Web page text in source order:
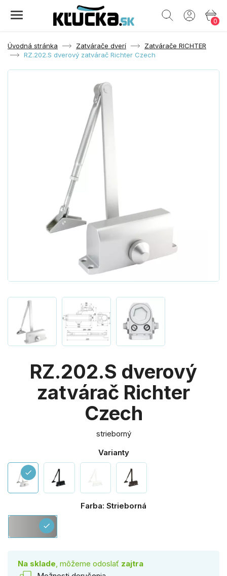
0
Úvodná stránka Zatvárače dverí
Zatvárače RICHTER
RZ.202.S dverový zatvárač Richter Czech
RZ.202.S dverový
zatvárač Richter
Czech
strieborný
Varianty
check
Farba: Strieborná
Strieborná
check
Na sklade, môžeme odoslať zajtra